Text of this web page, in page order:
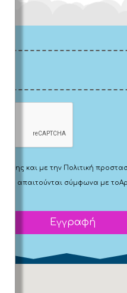
και με την Πολιτική
που απαιτούνται σύμφωνα με το
Εγγραφή